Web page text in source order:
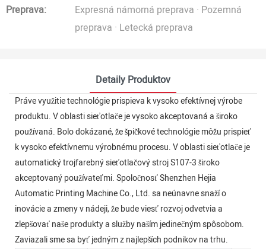
Preprava:
Expresná námorná preprava · Pozemná
preprava · Letecká preprava
Detaily Produktov
Práve využitie technológie prispieva k vysoko efektívnej výrobe
produktu. V oblasti sieťotlače je vysoko akceptovaná a široko
používaná. Bolo dokázané, že špičkové technológie môžu prispieť
k vysoko efektívnemu výrobnému procesu. V oblasti sieťotlače je
automatický trojfarebný sieťotlačový stroj S107-3 široko
akceptovaný používateľmi. Spoločnosť Shenzhen Hejia
Automatic Printing Machine Co., Ltd. sa neúnavne snaží o
inovácie a zmeny v nádeji, že bude viesť rozvoj odvetvia a
zlepšovať naše produkty a služby naším jedinečným spôsobom.
Zaviazali sme sa byť jedným z najlepších podnikov na trhu.